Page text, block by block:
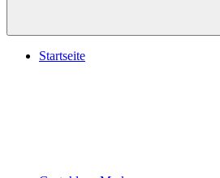
Startseite